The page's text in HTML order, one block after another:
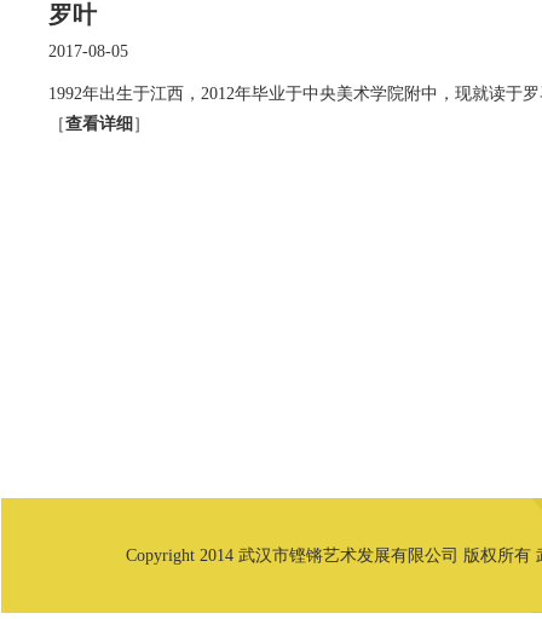
罗叶
2017-08-05
1992年出生于江西，2012年毕业于中央美术学院附中，现就读于
［查看详细 ］
Copyright 2014 武汉市铿锵艺术发展有限公司 版权所